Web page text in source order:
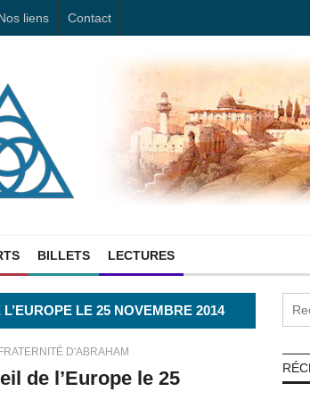
liens Contact
BILLETS LECTURES
LE 25 NOVEMBRE 2014
FRATERNITÉ D'ABRAHAM
de l’Europe le 25